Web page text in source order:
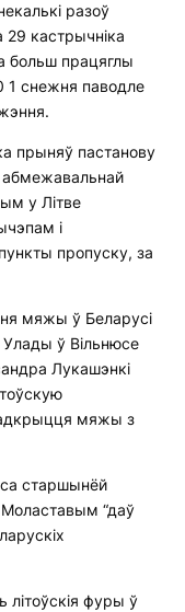
разоў
кастрычніка
больш працяглы
1 снежня паводле
прыняў пастанову
у Літве
і
пропуску, за
мяжы ў Беларусі
Улады ў Вільнюсе
Лукашэнкі
мяжы з
старшынёй
Моластавым “даў
літоўскія фуры ў